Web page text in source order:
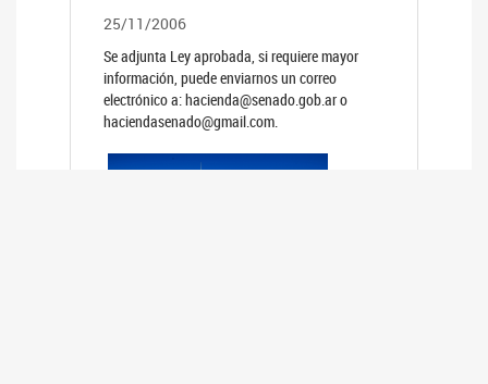
25/11/2006
Se adjunta Ley aprobada, si requiere mayor
información, puede enviarnos un correo
electrónico a: hacienda@senado.gob.ar o
haciendasenado@gmail.com.